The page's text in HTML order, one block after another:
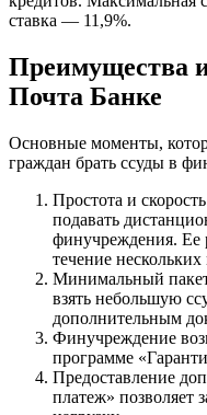
ставка — 11,9%.
Преимущества
Почта Банке
Основные моменты,
граждан брать ссуды в
Простота и
подавать
финучреждения. Ее
течение
Минимальный
взять небольшую
дополнительным
Финучреждение
программе
Предоставление
платеж» позволяет